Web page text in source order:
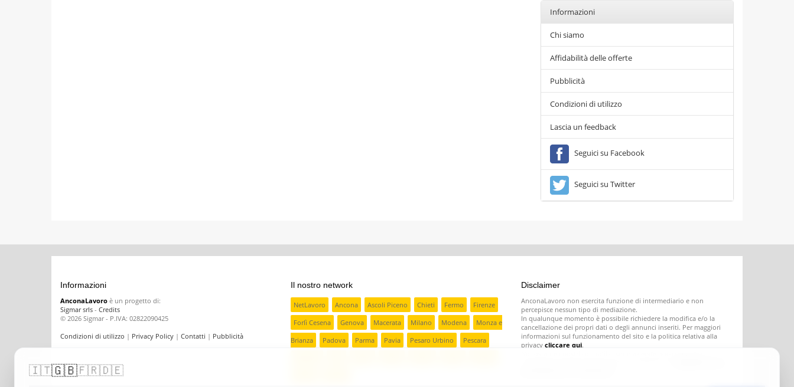
Informazioni
Chi siamo
Affidabilità delle offerte
Pubblicità
Condizioni di utilizzo
Lascia un feedback
Seguici su Facebook
Seguici su Twitter
Informazioni
AnconaLavoro è un progetto di:
Sigmar srls - Credits
© 2026 Sigmar - P.IVA: 02822090425
Condizioni di utilizzo | Privacy Policy | Contatti | Pubblicità
Il nostro network
NetLavoro Ancona Ascoli Piceno Chieti Fermo
Firenze
Forlì Cesena
Genova Macerata Milano Modena
Monza e
Brianza
Padova Parma Pavia Pesaro Urbino
Pescara
Disclaimer
AnconaLavoro non esercita funzione di intermediario e non
percepisce nessun tipo di mediazione.
In qualunque momento è possibile richiedere la modifica e/o la
cancellazione dei propri dati o degli annunci inseriti. Per maggiori
informazioni sul funzionamento del sito e la politica relativa alla
privacy cliccare qui.
🇮🇹🇬🇧🇫🇷🇩🇪